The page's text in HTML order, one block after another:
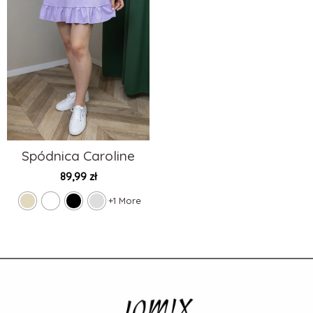
Spódnica Caroline
89,99 zł
+1 More